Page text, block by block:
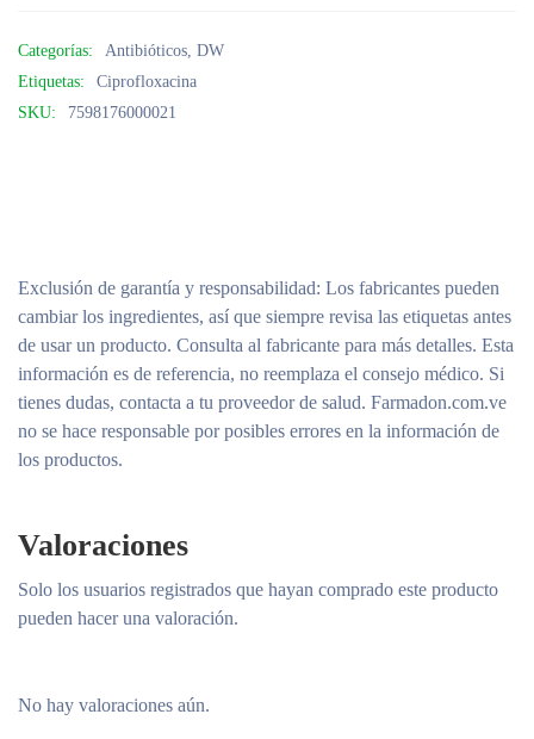
Categorías: Antibióticos, DW
Etiquetas:
Ciprofloxacina
SKU:
7598176000021
Exclusión de garantía y responsabilidad: Los fabricantes pueden
cambiar los ingredientes, así que siempre revisa las etiquetas antes
de usar un producto. Consulta al fabricante para más detalles. Esta
información es de referencia, no reemplaza el consejo médico. Si
tienes dudas, contacta a tu proveedor de salud. Farmadon.com.ve
no se hace responsable por posibles errores en la información de
los productos.
Valoraciones
No hay valoraciones aún.
Solo los usuarios registrados que hayan comprado este producto
pueden hacer una valoración.